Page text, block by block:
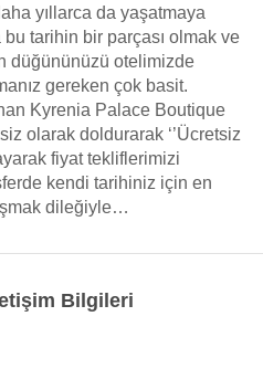
yıllarca da yaşatmaya
tarihin bir parçası olmak ve
düğününüzü otelimizde
gereken çok basit.
Kyrenia Palace Boutique
olarak doldurarak ‘’Ücretsiz
fiyat tekliflerimizi
kendi tarihiniz için en
dileğiyle…
Bilgileri